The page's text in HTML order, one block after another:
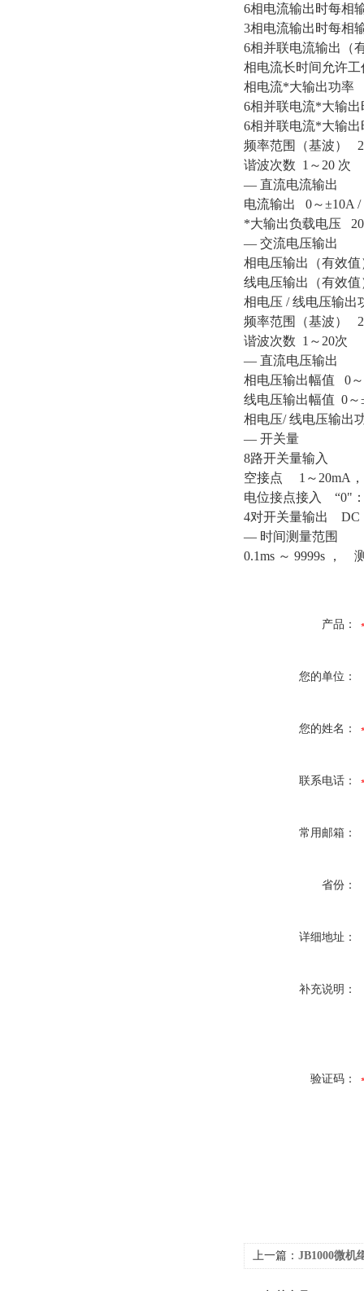
6相电流输出时每
3相电流输出时每相
6相并联电流输出
相电流长时间允许
相电流*大输出功率
6相并联电流*大输
6相并联电流*大输
频率范围（基波）
谐波次数 1～
— 直流电流输出
电流输出 0～±10A
*大输出负载电压
— 交流电压输出
相电压输出（有效
线电压输出（有效
相电压 / 线电压输出
频率范围（基波）
谐波次数 1～20次
— 直流电压输出
相电压输出幅值 0
线电压输出幅值 0～
相电压/ 线电压输出
— 开关量
8路开关量输入
空接点 1～20mA
电位接点接入 “0"：
4对开关量输出 DC
— 时间测量范围
0.1ms ～ 9999s ，
产品：
您的单位：
您的姓名：
联系电话：
常用邮箱：
省份：
详细地址：
补充说明：
验证码：
上一篇： JB1000微机